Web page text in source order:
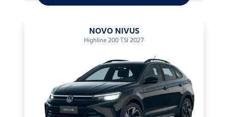
NOVO NIVUS
Highline 200 TSI 2027